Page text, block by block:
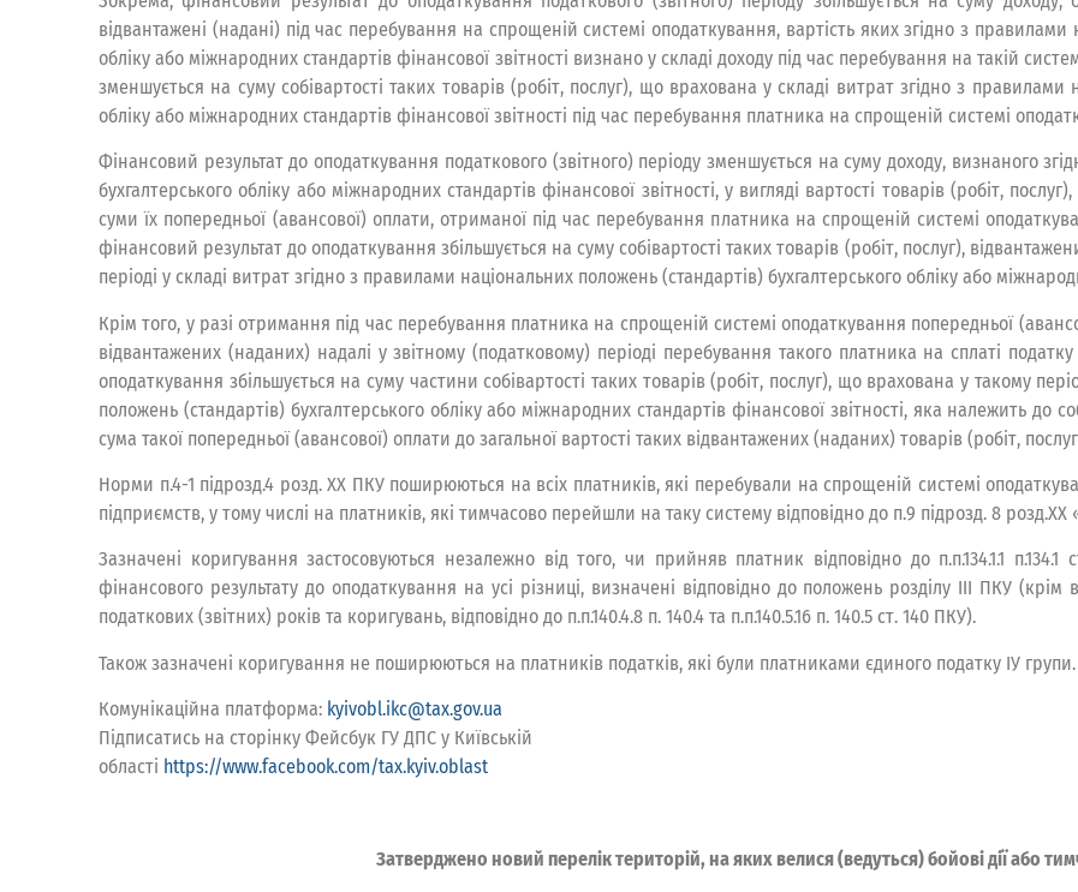
відвантажені (надані) під час перебування на спрощеній системі оподаткування, вартість яких згідно з правилами
обліку або міжнародних стандартів фінансової звітності визнано у складі доходу під час перебування на такій
зменшується на суму собівартості таких товарів (робіт, послуг), що врахована у складі витрат згідно з правилами
обліку або міжнародних стандартів фінансової звітності під час перебування платника на спрощеній системі
Фінансовий результат до оподаткування податкового (звітного) періоду зменшується на суму доходу, визнаного
бухгалтерського обліку або міжнародних стандартів фінансової звітності, у вигляді вартості товарів (робіт,
суми їх попередньої (авансової) оплати, отриманої під час перебування платника на спрощеній системі
фінансовий результат до оподаткування збільшується на суму собівартості таких товарів (робіт, послуг),
періоді у складі витрат згідно з правилами національних положень (стандартів) бухгалтерського обліку або
Крім того, у разі отримання під час перебування платника на спрощеній системі оподаткування попередньої
відвантажених (наданих) надалі у звітному (податковому) періоді перебування такого платника на сплаті
оподаткування збільшується на суму частини собівартості таких товарів (робіт, послуг), що врахована у такому
положень (стандартів) бухгалтерського обліку або міжнародних стандартів фінансової звітності, яка належить до
сума такої попередньої (авансової) оплати до загальної вартості таких відвантажених (наданих) товарів (робіт,
Норми п.4-1 підрозд.4 розд. ХХ ПКУ поширюються на всіх платників, які перебували на спрощеній системі
підприємств, у тому числі на платників, які тимчасово перейшли на таку систему відповідно до п.9 підрозд. 8
Зазначені коригування застосовуються незалежно від того, чи прийняв платник відповідно до п.п.134.1.1
фінансового результату до оподаткування на усі різниці, визначені відповідно до положень розділу ІІІ ПКУ
податкових (звітних) років та коригувань, відповідно до п.п.140.4.8 п. 140.4 та п.п.140.5.16 п. 140.5 ст. 140 ПКУ).
Також зазначені коригування не поширюються на платників податків, які були платниками єдиного податку ІУ групи.
Комунікаційна платформа: kyivobl.ikc@tax.gov.ua
Підписатись на сторінку Фейсбук ГУ ДПС у Київській
області https://www.facebook.com/tax.kyiv.oblast
Затверджено новий перелік територій, на яких велися (ведуться) бойові дії або